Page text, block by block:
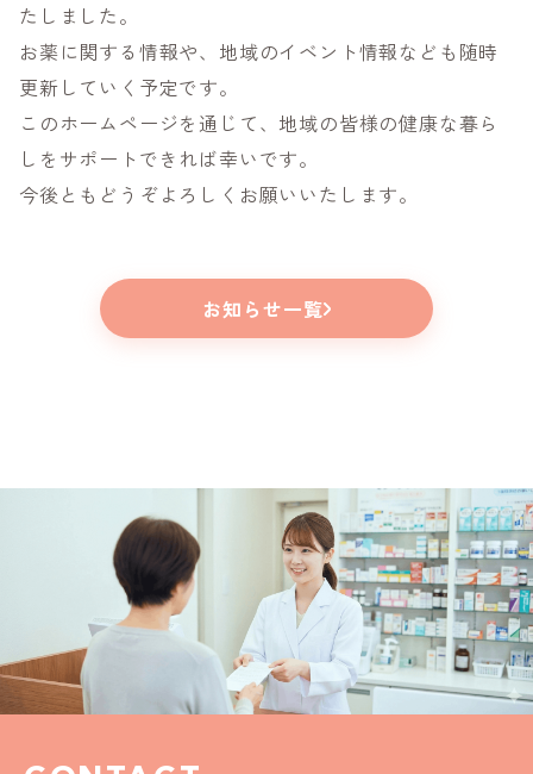
たしました。
お薬に関する情報や、地域のイベント情報なども随時
更新していく予定です。
このホームページを通じて、地域の皆様の健康な暮ら
しをサポートできれば幸いです。
今後ともどうぞよろしくお願いいたします。
お知らせ一覧